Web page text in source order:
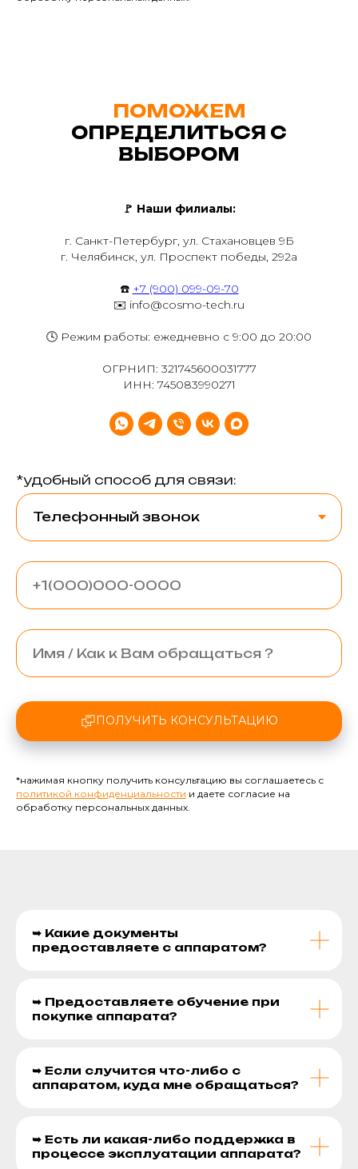
ПОМОЖЕМ
ОПРЕДЕЛИТЬСЯ С
ВЫБОРОМ
🚩 Наши филиалы:
г. Санкт-Петербург, ул. Стахановцев 9Б
г. Челябинск, ул. Проспект победы, 292а
☎️ +7 (900) 099-09-70
✉️ info@cosmo-tech.ru
🕓 Режим работы: ежедневно с 9:00 до 20:00
ОГРНИП: 321745600031777
ИНН: 745083990271
*удобный способ для связи:
ПОЛУЧИТЬ КОНСУЛЬТАЦИЮ
*нажимая кнопку получить консультацию вы соглашаетесь с
политикой конфиденциальности и даете согласие на
обработку персональных данных.
➥ Какие документы
предоставляете с аппаратом?
➥ Предоставляете обучение при
покупке аппарата?
➥ Если случится что-либо с
аппаратом, куда мне обращаться?
➥ Есть ли какая-либо поддержка в
процессе эксплуатации аппарата?